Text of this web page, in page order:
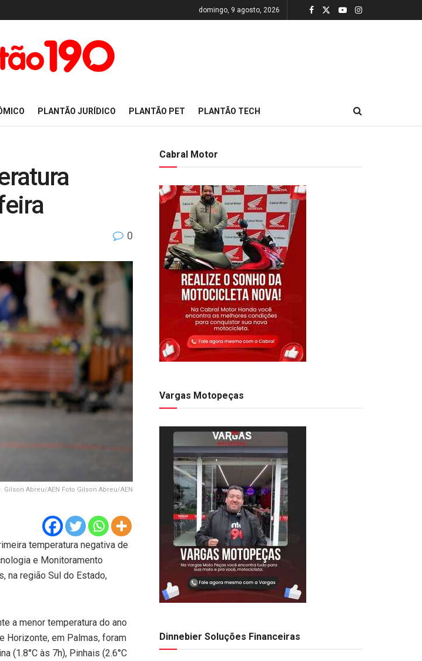
domingo, 9 agosto, 2026
PLANTÃO JURÍDICO PLANTÃO PET PLANTÃO TECH
0
Gilson Abreu/AEN Foto Gilson Abreu/AEN
temperatura negativa de
e Monitoramento
na região Sul do Estado,
a menor temperatura do ano
Horizonte, em Palmas, foram
(1.8°C às 7h), Pinhais (2.6°C
Cabral Motor
Vargas Motopeças
Dinnebier Soluções Financeiras